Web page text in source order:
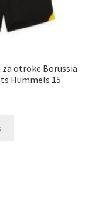
otroke Borussia
Hummels 15